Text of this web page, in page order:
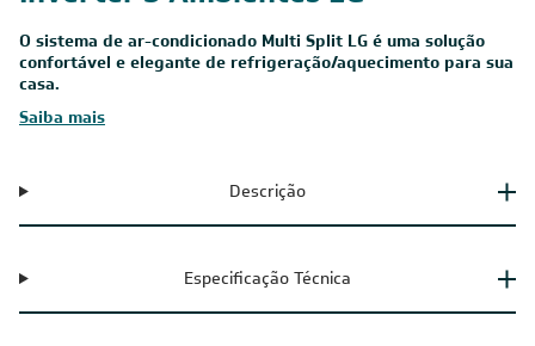
O sistema de ar-condicionado Multi Split LG é uma solução
confortável e elegante de refrigeração/aquecimento para sua
casa.
Saiba mais
Descrição
Especificação Técnica